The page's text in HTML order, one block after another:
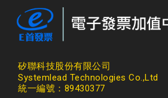
矽聯科技股份有限公司
Systemlead Technologies Co.,Ltd
統一編號：89430377